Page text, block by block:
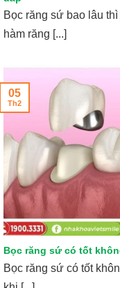
Bọc răng sứ bao lâu
hàm răng [...]
Bọc răng sứ có tốt
Bọc răng sứ có tốt
05
Th2